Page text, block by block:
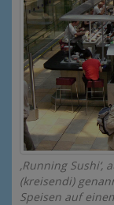
‚Running
(kreisendi)
Speisen auf